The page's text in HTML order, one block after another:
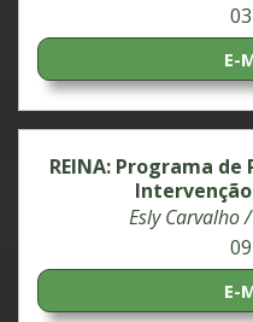
E-
REINA: Programa de
Esly Carvalho
E-